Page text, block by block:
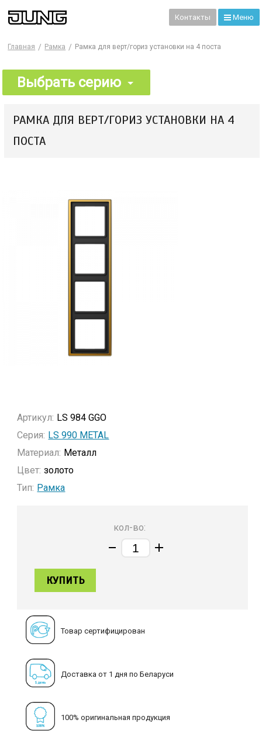
Контакты Меню
Главная Рамка Рамка для верт/гориз установки на 4 поста
Выбрать серию
РАМКА ДЛЯ ВЕРТ/ГОРИЗ УСТАНОВКИ НА 4
ПОСТА
Артикул: LS 984 GGO
Серия: LS 990 METAL
Материал: Металл
Цвет: золото
Тип: Рамка
кол-во:
КУПИТЬ
Товар сертифицирован
Доставка от 1 дня по Беларуси
100% оригинальная продукция